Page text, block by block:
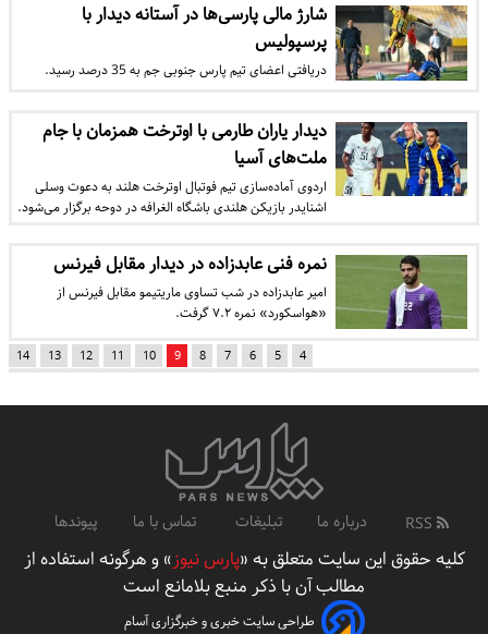
شارژ مالی پارسی‌ها در آستانه دیدار با
پرسپولیس
دریافتی اعضای تیم پارس جنوبی جم به 35 درصد رسید.
دیدار یاران طارمی با اوترخت همزمان با جام
ملت‌های آسیا
اردوی آماده‌سازی تیم فوتبال اوترخت هلند به دعوت وسلی
اشنایدر بازیکن هلندی باشگاه الغرافه در دوحه برگزار می‌شود.
نمره فنی عابدزاده در دیدار مقابل فیرنس
امیر عابدزاده در شب تساوی ماریتیمو مقابل فیرنس از
«هواسکورد» نمره ۷.۲ گرفت.
4
5
6
7
8
9
10
11
12
13
14
درباره ما تبلیغات تماس با ما پیوندها
کلیه حقوق این سایت متعلق به «پارس نیوز» و هرگونه استفاده از
مطالب آن با ذکر منبع بلامانع است
طراحی سایت خبری و خبرگزاری آسام